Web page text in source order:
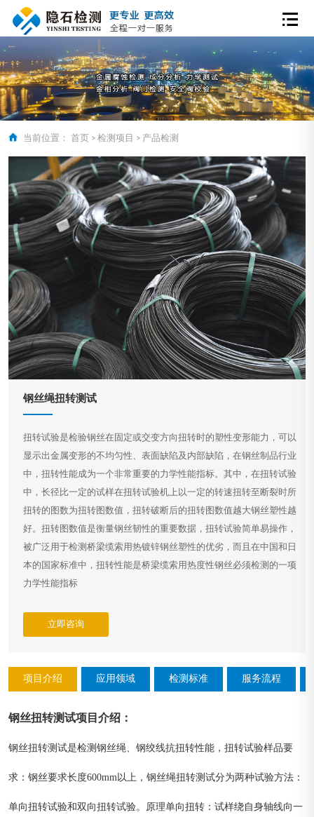
当前位置： 首页 > 检测项目 > 产品检测
钢丝绳扭转测试
扭转试验是检验钢丝在固定或交变方向扭转时的塑性变形能力，可以
显示出金属变形的不均匀性、表面缺陷及内部缺陷，在钢丝制品行业
中，扭转性能成为一个非常重要的力学性能指标。其中，在扭转试验
中，长径比一定的试样在扭转试验机上以一定的转速扭转至断裂时所
扭转的图数为扭转图数值，扭转破断后的扭转图数值越大钢丝塑性越
好。扭转图数值是衡量钢丝韧性的重要数据，扭转试验简单易操作，
被广泛用于检测桥梁缆索用热镀锌钢丝塑性的优劣，而且在中国和日
本的国家标准中，扭转性能是桥梁缆索用热度性钢丝必须检测的一项
力学性能指标
立即咨询
项目介绍 应用领域 检测标准 服务流程
钢丝扭转测试项目介绍 ：
钢丝扭转测试是检测钢丝绳、钢绞线抗扭转性能，扭转试验样品要
求：钢丝要求长度600mm以上，钢丝绳扭转测试分为两种试验方法：
单向扭转试验和双向扭转试验。原理单向扭转：试样绕自身轴线向一